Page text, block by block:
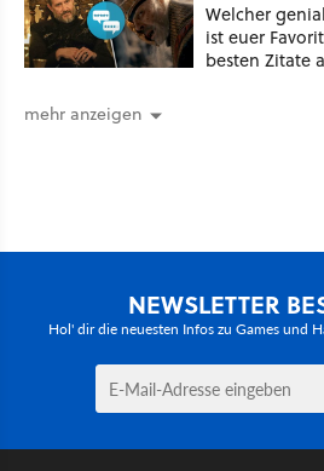
Welcher
ist euer
besten Zitate
mehr anzeigen
NEWSLETTER
Hol' dir die neuesten Infos zu Games und